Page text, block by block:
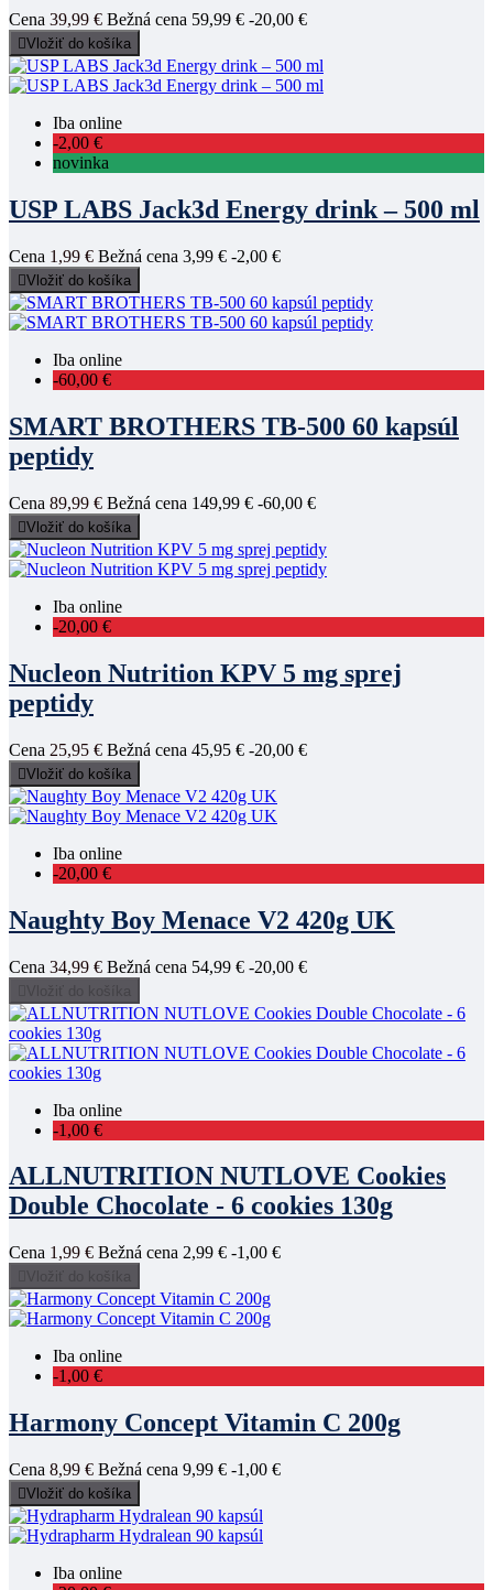
Cena 39,99 € Bežná cena 59,99 € -20,00 €
Vložiť do košíka
Iba online
-2,00 €
novinka
USP LABS Jack3d Energy drink – 500 ml
Cena 1,99 € Bežná cena 3,99 € -2,00 €
Vložiť do košíka
Iba online
-60,00 €
SMART BROTHERS TB-500 60 kapsúl
peptidy
Cena 89,99 € Bežná cena 149,99 € -60,00 €
Vložiť do košíka
Iba online
-20,00 €
Nucleon Nutrition KPV 5 mg sprej
peptidy
Cena 25,95 € Bežná cena 45,95 € -20,00 €
Vložiť do košíka
Iba online
-20,00 €
Naughty Boy Menace V2 420g UK
Cena 34,99 € Bežná cena 54,99 € -20,00 €
Vložiť do košíka
Iba online
-1,00 €
ALLNUTRITION NUTLOVE Cookies
Double Chocolate - 6 cookies 130g
Cena 1,99 € Bežná cena 2,99 € -1,00 €
Vložiť do košíka
Iba online
-1,00 €
Harmony Concept Vitamin C 200g
Cena 8,99 € Bežná cena 9,99 € -1,00 €
Vložiť do košíka
Iba online